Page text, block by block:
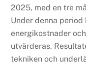
2025, med en tre
Under denna
energikostnader
utvärderas.
tekniken och